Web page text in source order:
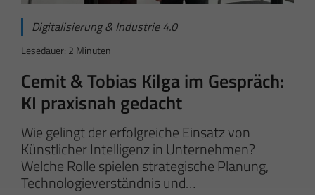
Digitalisierung & Industrie 4.0
Lesedauer: 2 Minuten
Cemit & Tobias Kilga im Gespräch:
KI praxisnah gedacht
Wie gelingt der erfolgreiche Einsatz von
Künstlicher Intelligenz in Unternehmen?
Welche Rolle spielen strategische Planung,
Technologieverständnis und…